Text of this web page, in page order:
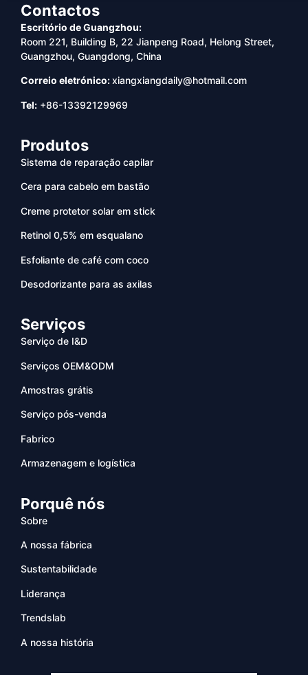
Contactos
Escritório de Guangzhou:
Room 221, Building B, 22 Jianpeng Road, Helong Street,
Guangzhou, Guangdong, China
Correio eletrónico:xiangxiangdaily@hotmail.com
Tel: +86-13392129969
Produtos
Sistema de reparação capilar
Cera para cabelo em bastão
Creme protetor solar em stick
Retinol 0,5% em esqualano
Esfoliante de café com coco
Desodorizante para as axilas
Serviços
Serviço de I&D
Serviços OEM&ODM
Amostras grátis
Serviço pós-venda
Fabrico
Armazenagem e logística
Porquê nós
Sobre
A nossa fábrica
Sustentabilidade
Liderança
Trendslab
A nossa história